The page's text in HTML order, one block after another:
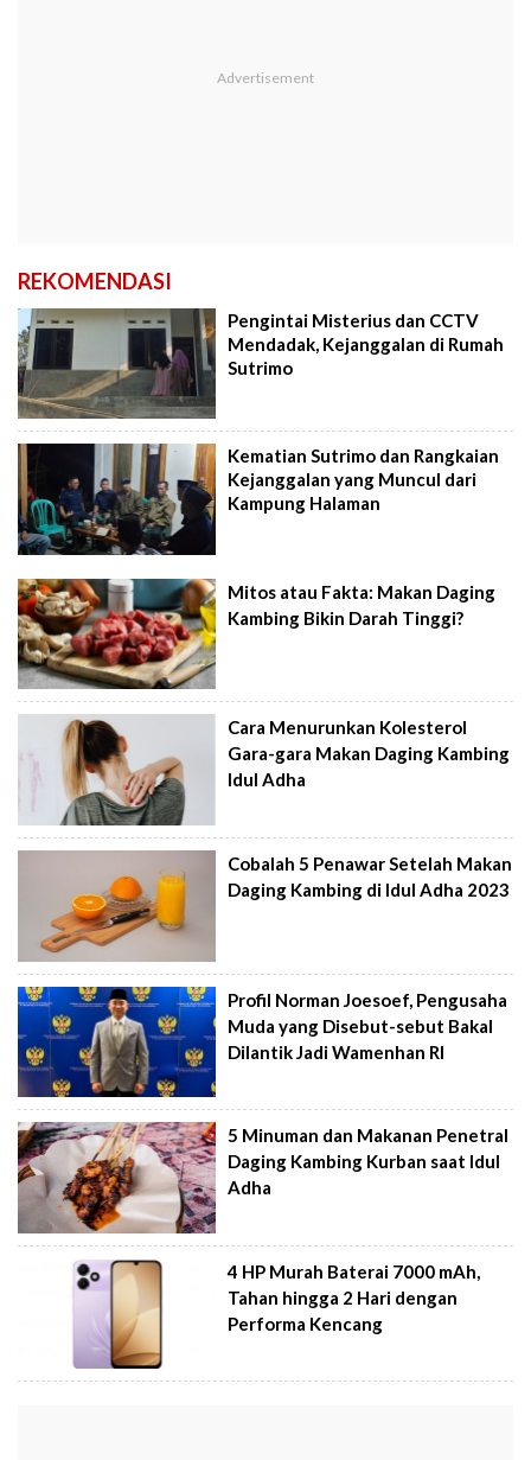
REKOMENDASI
Pengintai Misterius dan CCTV
Mendadak, Kejanggalan di Rumah
Sutrimo
Kematian Sutrimo dan Rangkaian
Kejanggalan yang Muncul dari
Kampung Halaman
Mitos atau Fakta: Makan Daging
Kambing Bikin Darah Tinggi?
Cara Menurunkan Kolesterol
Gara-gara Makan Daging Kambing
Idul Adha
Cobalah 5 Penawar Setelah Makan
Daging Kambing di Idul Adha 2023
Profil Norman Joesoef, Pengusaha
Muda yang Disebut-sebut Bakal
Dilantik Jadi Wamenhan RI
5 Minuman dan Makanan Penetral
Daging Kambing Kurban saat Idul
Adha
4 HP Murah Baterai 7000 mAh,
Tahan hingga 2 Hari dengan
Performa Kencang